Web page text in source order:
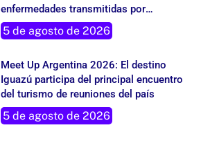
mosquitos
5 de agosto de 2026
Iguazú participa del principal encuentro
del turismo de reuniones del país
5 de agosto de 2026